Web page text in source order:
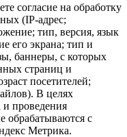
согласие на обработку
(IP-адрес;
тип, версия, язык
его экрана; тип и
баннеры, с которых
страниц и
посетителей;
В целях
проведения
обрабатываются с
Метрика.